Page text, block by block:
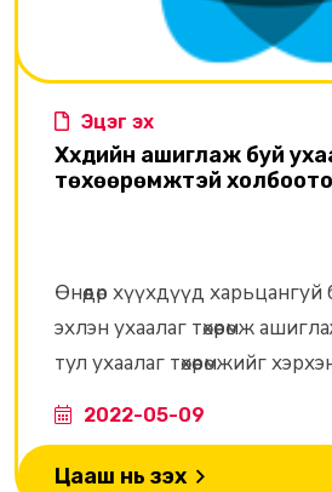
Эцэг эх
Хүүхдийн ашиглаж буй
төхөөрөмжтэй
Өнөөдөр хүүхдүүд харьцангуй
эхлэн ухаалаг төхөөрөмж
тул ухаалаг төхөөрөмжийг
аюулгүй ашиглах талаар
хэрэг юм.
2022-05-09
Цааш нь үзэх